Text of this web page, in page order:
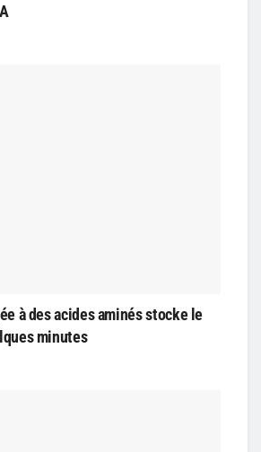
à des acides aminés stocke le
minutes